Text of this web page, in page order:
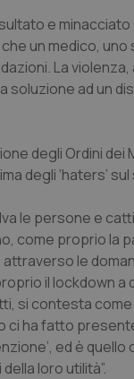
e
che un medico,
La
soluzione ad un
degli Ordini dei
degli ‘haters’
le persone e
come proprio
le
il lockdown a
si contesta
ci ha fatto
ed è
loro utilità”.